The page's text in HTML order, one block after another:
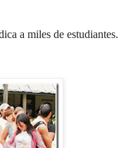
a miles de estudiantes.